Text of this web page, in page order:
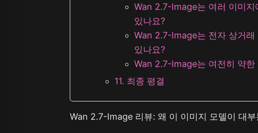
Wan 2.7-Image는 여러 이미
있나요?
Wan 2.7-Image는 전자 상거
있나요?
Wan 2.7-Image는 여전히 약한
11. 최종 평결
Wan 2.7-Image 리뷰: 왜 이 이미지 모델이 대